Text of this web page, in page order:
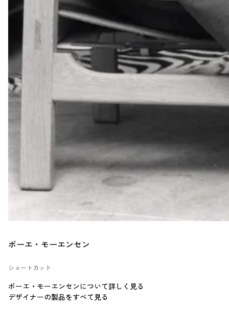
ボーエ・モーエンセン
ショートカット
ボーエ・モーエンセンについて詳しく見る
デザイナーの製品をすべて見る